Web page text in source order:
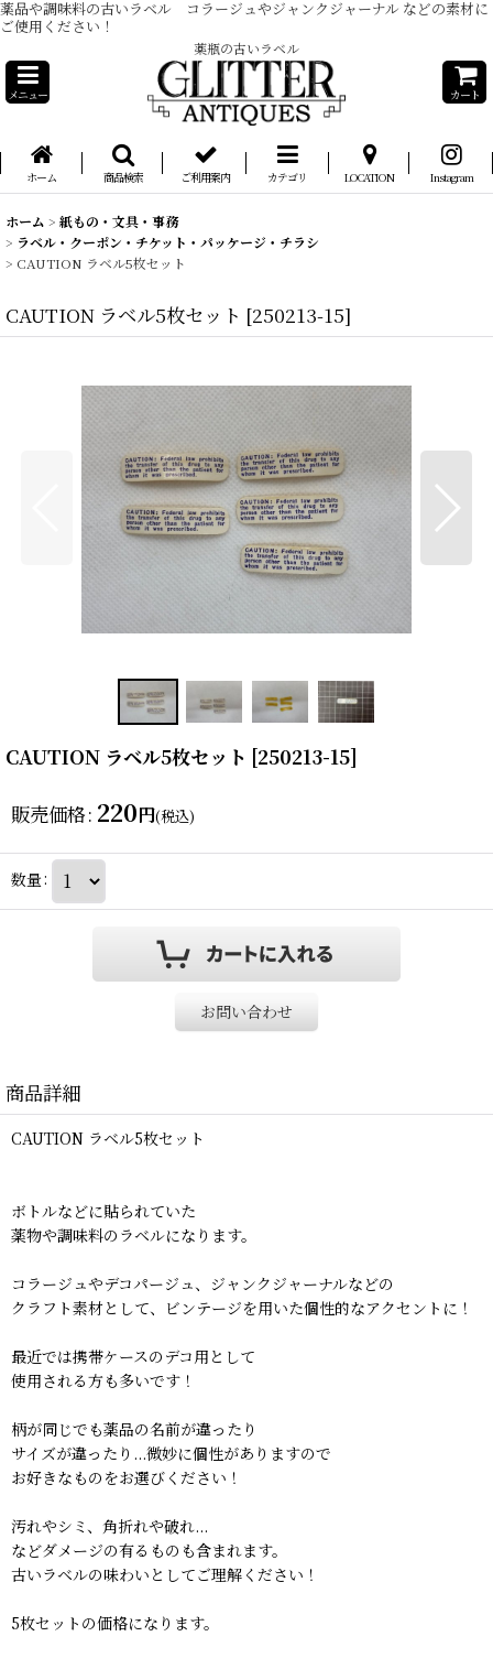
薬品や調味料の古いラベル コラージュやジャンクジャーナル などの素材に
ご使用ください！
薬瓶の古いラベル
メニュー カート
ホーム 商品検索 ご利用案内 カテゴリ LOCATION Instagram
ホーム > 紙もの・文具・事務
> ラベル・クーポン・チケット・パッケージ・チラシ
> CAUTION ラベル5枚セット
CAUTION ラベル5枚セット [250213-15]
CAUTION ラベル5枚セット [250213-15]
販売価格: 220円(税込)
数量:
お問い合わせ
商品詳細
CAUTION ラベル5枚セット
ボトルなどに貼られていた
薬物や調味料のラベルになります。
コラージュやデコパージュ、ジャンクジャーナルなどの
クラフト素材として、ビンテージを用いた個性的なアクセントに！
最近では携帯ケースのデコ用として
使用される方も多いです！
柄が同じでも薬品の名前が違ったり
サイズが違ったり...微妙に個性がありますので
お好きなものをお選びください！
汚れやシミ、角折れや破れ...
などダメージの有るものも含まれます。
古いラベルの味わいとしてご理解ください！
5枚セットの価格になります。